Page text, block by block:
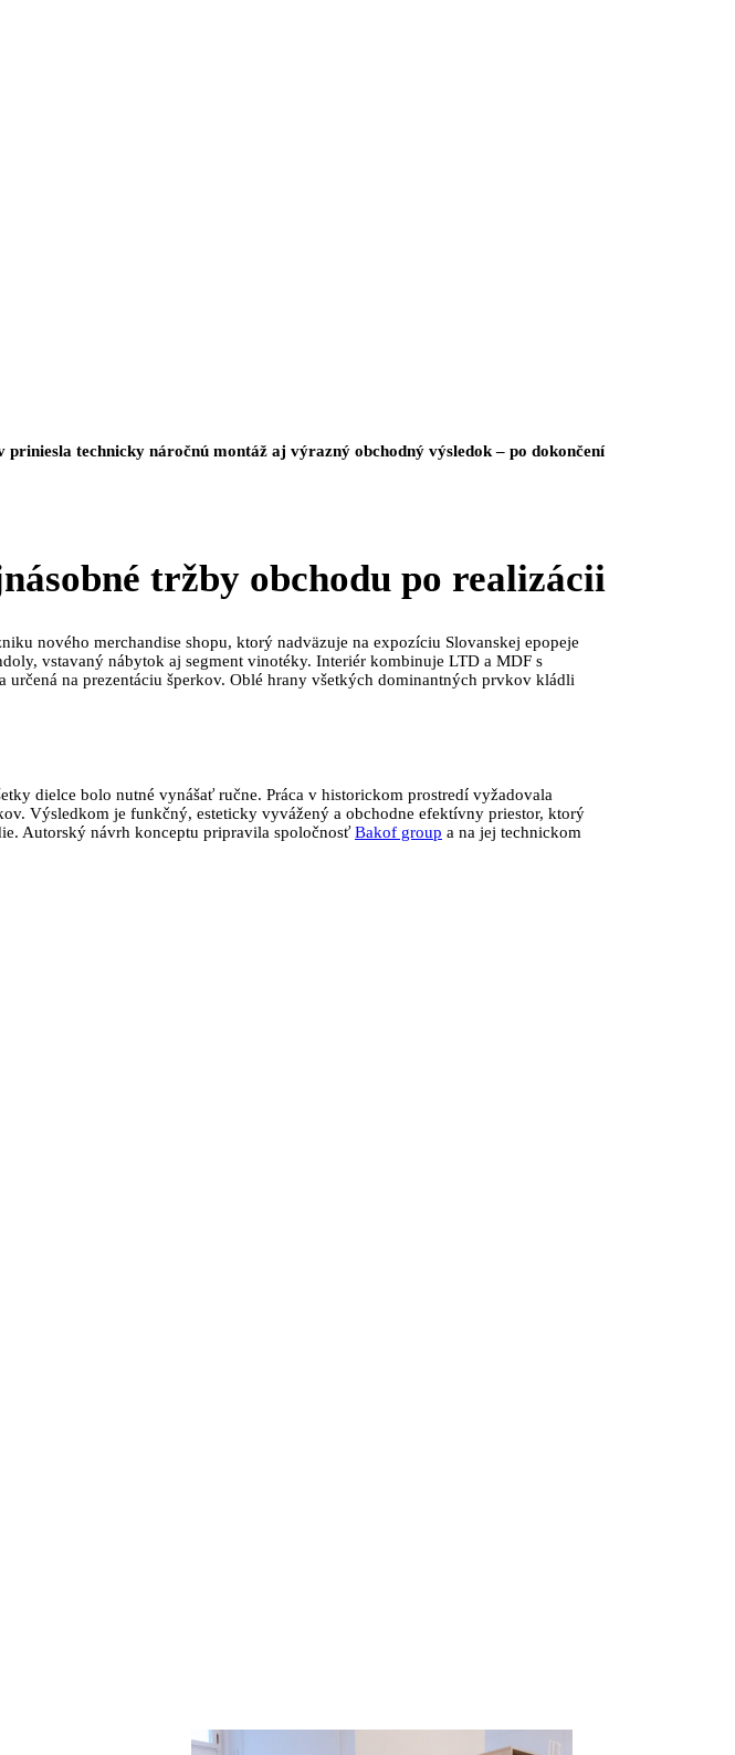
technicky náročnú montáž aj výrazný obchodný výsledok – po dokončení
tržby obchodu po realizácii
nového merchandise shopu, ktorý nadväzuje na expozíciu Slovanskej epopeje
vstavaný nábytok aj segment vinotéky. Interiér kombinuje LTD a MDF s
určená na prezentáciu šperkov. Oblé hrany všetkých dominantných prvkov kládli
dielce bolo nutné vynášať ručne. Práca v historickom prostredí vyžadovala
Výsledkom je funkčný, esteticky vyvážený a obchodne efektívny priestor, ktorý
Autorský návrh konceptu pripravila spoločnosť Bakof group a na jej technickom